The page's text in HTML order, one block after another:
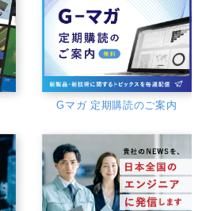
Gマガ 定期購読のご案内